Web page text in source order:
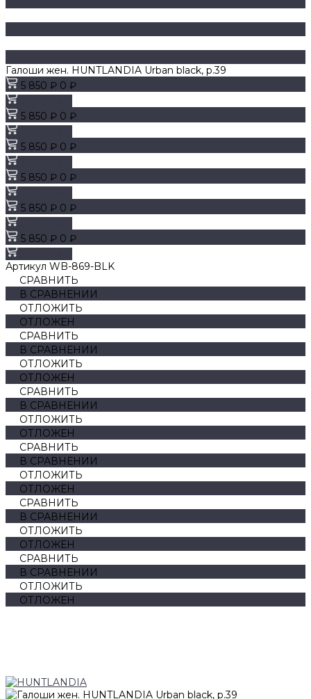
Галоши жен. HUNTLANDIA Urban black, р.39
5 850 ₽ 0 ₽
5 850 ₽ 0 ₽
5 850 ₽ 0 ₽
5 850 ₽ 0 ₽
5 850 ₽ 0 ₽
5 850 ₽ 0 ₽
Артикул WB-869-BLK
СРАВНИТЬ
В СРАВНЕНИИ
ОТЛОЖИТЬ
ОТЛОЖЕН
СРАВНИТЬ
В СРАВНЕНИИ
ОТЛОЖИТЬ
ОТЛОЖЕН
СРАВНИТЬ
В СРАВНЕНИИ
ОТЛОЖИТЬ
ОТЛОЖЕН
СРАВНИТЬ
В СРАВНЕНИИ
ОТЛОЖИТЬ
ОТЛОЖЕН
СРАВНИТЬ
В СРАВНЕНИИ
ОТЛОЖИТЬ
ОТЛОЖЕН
СРАВНИТЬ
В СРАВНЕНИИ
ОТЛОЖИТЬ
ОТЛОЖЕН